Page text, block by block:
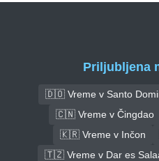
Priljubljena
🇩🇴 Vreme v Santo
🇨🇳 Vreme v Čingdao
🇰🇷 Vreme v Inčon
🇹🇿 Vreme v Dar es